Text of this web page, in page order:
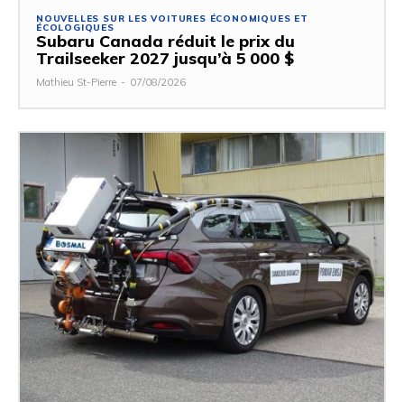
NOUVELLES SUR LES VOITURES ÉCONOMIQUES ET
ÉCOLOGIQUES
Subaru Canada réduit le prix du
Trailseeker 2027 jusqu’à 5 000 $
Mathieu St-Pierre - 07/08/2026